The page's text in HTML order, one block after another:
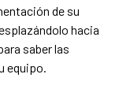
de su
hacia
saber las
equipo.